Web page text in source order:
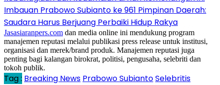
Imbauan Prabowo Subianto ke 961 Pimpinan Daerah:
Saudara Harus Berjuang Perbaiki Hidup Rakya
Jasasiaranpers.com dan media online ini mendukung program
manajemen reputasi melalui publikasi press release untuk institusi,
organisasi dan merek/brand produk. Manajemen reputasi juga
penting bagi kalangan birokrat, politisi, pengusaha, selebriti dan
tokoh publik.
Tag : Breaking News Prabowo SubiantoSelebritis